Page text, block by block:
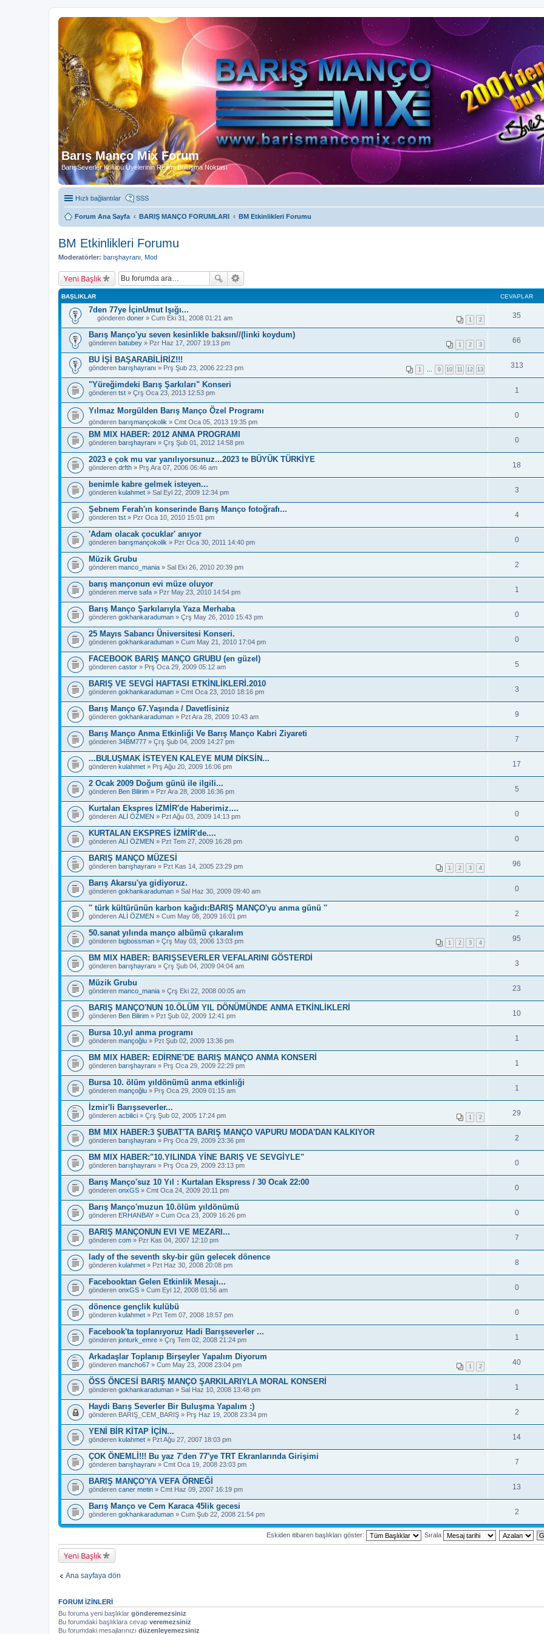
Barış Manço Mix Forum
BarışSeverler Kulübü Üyelerinin Resmi Buluşma Noktası
Hızlı bağlantılar SSS
Forum Ana Sayfa BARIŞ MANÇO FORUMLARI BM Etkinlikleri Forumu
BM Etkinlikleri Forumu
Moderatörler: barışhayranı Mod
Yeni Başlık
BAŞLIKLAR CEVAPLAR
7den 77ye İçinUmut Işığı...
1 2
B
u
b
a
ş
l
ı
b
i
r
a
n
e
t
e
a
h
i
p
.
gönderen doner » Cum Eki 31, 2008 01:21 am 35
Barış Manço'yu seven kesinlikle baksın//(linki koydum)
1 2 3
gönderen batubey » Pzr Haz 17, 2007 19:13 pm 66
BU İŞİ BAŞARABİLİRİZ!!!
1 … 9 10 11 12 13
gönderen barışhayranı » Prş Şub 23, 2006 22:23 pm 313
"Yüreğimdeki Barış Şarkıları" Konseri
gönderen tst » Çrş Oca 23, 2013 12:53 pm 1
Yılmaz Morgülden Barış Manço Özel Programı
gönderen barışmançokolik » Cmt Oca 05, 2013 19:35 pm
0
BM MIX HABER: 2012 ANMA PROGRAMI
gönderen barışhayranı » Çrş Şub 01, 2012 14:58 pm 0
2023 e çok mu var yanılıyorsunuz...2023 te BÜYÜK TÜRKİYE
gönderen drfth » Prş Ara 07, 2006 06:46 am 18
benimle kabre gelmek isteyen...
gönderen kulahmet » Sal Eyl 22, 2009 12:34 pm 3
Şebnem Ferah'ın konserinde Barış Manço fotoğrafı...
gönderen tst » Pzr Oca 10, 2010 15:01 pm 4
'Adam olacak çocuklar' anıyor
gönderen barışmançokolik » Pzr Oca 30, 2011 14:40 pm 0
Müzik Grubu
gönderen manco_mania » Sal Eki 26, 2010 20:39 pm 2
barış mançonun evi müze oluyor
gönderen merve safa » Pzr May 23, 2010 14:54 pm 1
Barış Manço Şarkılarıyla Yaza Merhaba
gönderen gokhankaraduman » Çrş May 26, 2010 15:43 pm 0
25 Mayıs Sabancı Üniversitesi Konseri.
gönderen gokhankaraduman » Cum May 21, 2010 17:04 pm 0
FACEBOOK BARIŞ MANÇO GRUBU (en güzel)
gönderen castor » Prş Oca 29, 2009 05:12 am 5
BARIŞ VE SEVGİ HAFTASI ETKİNLİKLERİ.2010
gönderen gokhankaraduman » Cmt Oca 23, 2010 18:16 pm 3
Barış Manço 67.Yaşında / Davetlisiniz
gönderen gokhankaraduman » Pzt Ara 28, 2009 10:43 am 9
Barış Manço Anma Etkinliği Ve Barış Manço Kabri Ziyareti
gönderen 34BM777 » Çrş Şub 04, 2009 14:27 pm 7
...BULUŞMAK İSTEYEN KALEYE MUM DİKSİN...
gönderen kulahmet » Prş Ağu 20, 2009 16:06 pm 17
2 Ocak 2009 Doğum günü ile ilgili...
gönderen Ben Bilirim » Pzr Ara 28, 2008 16:36 pm 5
Kurtalan Ekspres İZMİR'de Haberimiz....
gönderen ALİ ÖZMEN » Pzt Ağu 03, 2009 14:13 pm 0
KURTALAN EKSPRES İZMİR'de....
gönderen ALİ ÖZMEN » Pzt Tem 27, 2009 16:28 pm 0
BARIŞ MANÇO MÜZESİ
1 2 3 4
gönderen barışhayranı » Pzt Kas 14, 2005 23:29 pm 96
Barış Akarsu'ya gidiyoruz.
gönderen gokhankaraduman » Sal Haz 30, 2009 09:40 am 0
'' türk kültürünün karbon kağıdı:BARIŞ MANÇO'yu anma günü ''
gönderen ALİ ÖZMEN » Cum May 08, 2009 16:01 pm 2
50.sanat yılında manço albümü çıkaralım
1 2 3 4
gönderen bigbossman » Çrş May 03, 2006 13:03 pm 95
BM MIX HABER: BARIŞSEVERLER VEFALARINI GÖSTERDİ
gönderen barışhayranı » Çrş Şub 04, 2009 04:04 am 3
Müzik Grubu
gönderen manco_mania » Çrş Eki 22, 2008 00:05 am 23
BARIŞ MANÇO'NUN 10.ÖLÜM YIL DÖNÜMÜNDE ANMA ETKİNLİKLERİ
gönderen Ben Bilirim » Pzt Şub 02, 2009 12:41 pm 10
Bursa 10.yıl anma programı
gönderen mançoğlu » Pzt Şub 02, 2009 13:36 pm 1
BM MIX HABER: EDİRNE'DE BARIŞ MANÇO ANMA KONSERİ
gönderen barışhayranı » Prş Oca 29, 2009 22:29 pm 1
Bursa 10. ölüm yıldönümü anma etkinliği
gönderen mançoğlu » Prş Oca 29, 2009 01:15 am 1
İzmir'li Barışseverler...
1 2
gönderen acbilici » Çrş Şub 02, 2005 17:24 pm 29
BM MIX HABER:3 ŞUBAT'TA BARIŞ MANÇO VAPURU MODA'DAN KALKIYOR
gönderen barışhayranı » Prş Oca 29, 2009 23:36 pm 2
BM MIX HABER:"10.YILINDA YİNE BARIŞ VE SEVGİYLE"
gönderen barışhayranı » Prş Oca 29, 2009 23:13 pm 0
Barış Manço'suz 10 Yıl : Kurtalan Ekspress / 30 Ocak 22:00
gönderen onxGS » Cmt Oca 24, 2009 20:11 pm 0
Barış Manço'muzun 10.ölüm yıldönümü
gönderen ERHANBAY » Cum Oca 23, 2009 16:26 pm 0
BARIŞ MANÇONUN EVI VE MEZARI...
gönderen com » Pzr Kas 04, 2007 12:10 pm 7
lady of the seventh sky-bir gün gelecek dönence
gönderen kulahmet » Pzt Haz 30, 2008 20:08 pm 8
Facebooktan Gelen Etkinlik Mesajı...
gönderen onxGS » Cum Eyl 12, 2008 01:56 am 0
dönence gençlik kulübü
gönderen kulahmet » Pzt Tem 07, 2008 18:57 pm 0
Facebook'ta toplanıyoruz Hadi Barışseverler ...
gönderen jonturk_emre » Çrş Tem 02, 2008 21:24 pm 1
Arkadaşlar Toplanıp Birşeyler Yapalım Diyorum
1 2
gönderen mancho67 » Cum May 23, 2008 23:04 pm 40
ÖSS ÖNCESİ BARIŞ MANÇO ŞARKILARIYLA MORAL KONSERİ
gönderen gokhankaraduman » Sal Haz 10, 2008 13:48 pm 1
Haydi Barış Severler Bir Buluşma Yapalım :)
gönderen BARIŞ_CEM_BARIŞ » Prş Haz 19, 2008 23:34 pm 2
YENİ BİR KİTAP İÇİN...
gönderen kulahmet » Pzt Ağu 27, 2007 18:03 pm 14
ÇOK ÖNEMLİ!!! Bu yaz 7'den 77'ye TRT Ekranlarında Girişimi
gönderen barışhayranı » Cmt Oca 19, 2008 23:03 pm 7
BARIŞ MANÇO'YA VEFA ÖRNEĞİ
gönderen caner metin » Cmt Haz 09, 2007 16:19 pm 13
Barış Manço ve Cem Karaca 45lik gecesi
gönderen gokhankaraduman » Cum Şub 22, 2008 21:54 pm 2
Eskiden itibaren başlıkları göster: Sırala
Yeni Başlık
Ana sayfaya dön
FORUM IZINLERI
Bu foruma yeni başlıklar gönderemezsiniz
Bu forumdaki başlıklara cevap veremezsiniz
Bu forumdaki mesajlarınızı düzenleyemezsiniz